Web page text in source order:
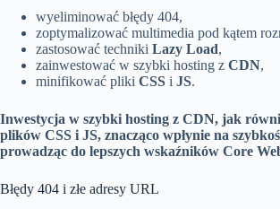
wyeliminować błędy 404,
zoptymalizować multimedia pod kątem
zastosować techniki Lazy Load,
zainwestować w szybki hosting z CDN,
minifikować pliki CSS i JS.
Inwestycja w szybki hosting z CDN, jak
plików CSS i JS, znacząco wpłynie na
prowadząc do lepszych wskaźników Core
Błędy 404 i złe adresy URL